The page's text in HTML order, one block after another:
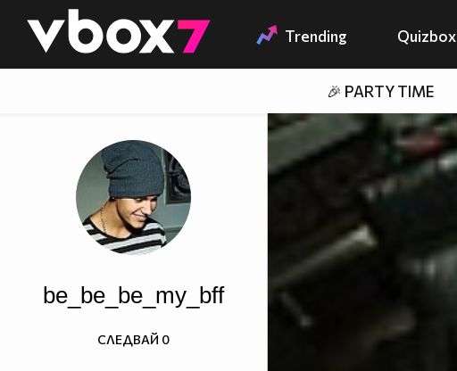
👾 Trending Quizbox
🎉 PARTY TIME
be_be_be_my_bff
СЛЕДВАЙ 0